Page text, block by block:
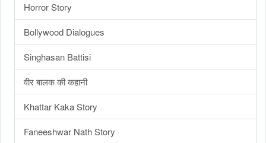
Horror Story
Bollywood Dialogues
Singhasan Battisi
वीर बालक की कहानी
Khattar Kaka Story
Faneeshwar Nath Story